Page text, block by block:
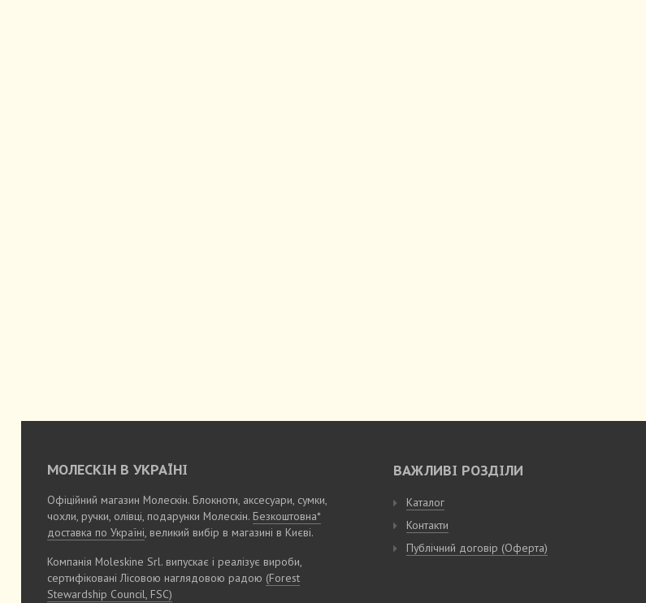
МОЛЕСКІН В УКРАЇНІ
Офіційний магазин Молескін. Блокноти, аксесуари, сумки,
чохли, ручки, олівці, подарунки Молескін. Безкоштовна*
доставка по Україні, великий вибір в магазині в Києві.
Компанія Moleskine Srl. випускає і реалізує вироби,
сертифіковані Лісовою наглядовою радою (Forest
Stewardship Council, FSC)
ВАЖЛИВІ РОЗДІЛИ
Каталог
Контакти
Публічний договір (Оферта)